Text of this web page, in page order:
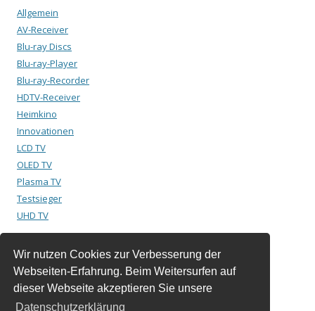
Wir nutzen Cookies zur Verbesserung der
Webseiten-Erfahrung. Beim Weitersurfen auf
dieser Webseite akzeptieren Sie unsere
Datenschutzerklärung
Allgemein
AV-Receiver
Blu-ray Discs
Blu-ray-Player
Blu-ray-Recorder
HDTV-Receiver
Heimkino
Innovationen
LCD TV
OLED TV
Plasma TV
Testsieger
UHD TV
Suchen
nach: